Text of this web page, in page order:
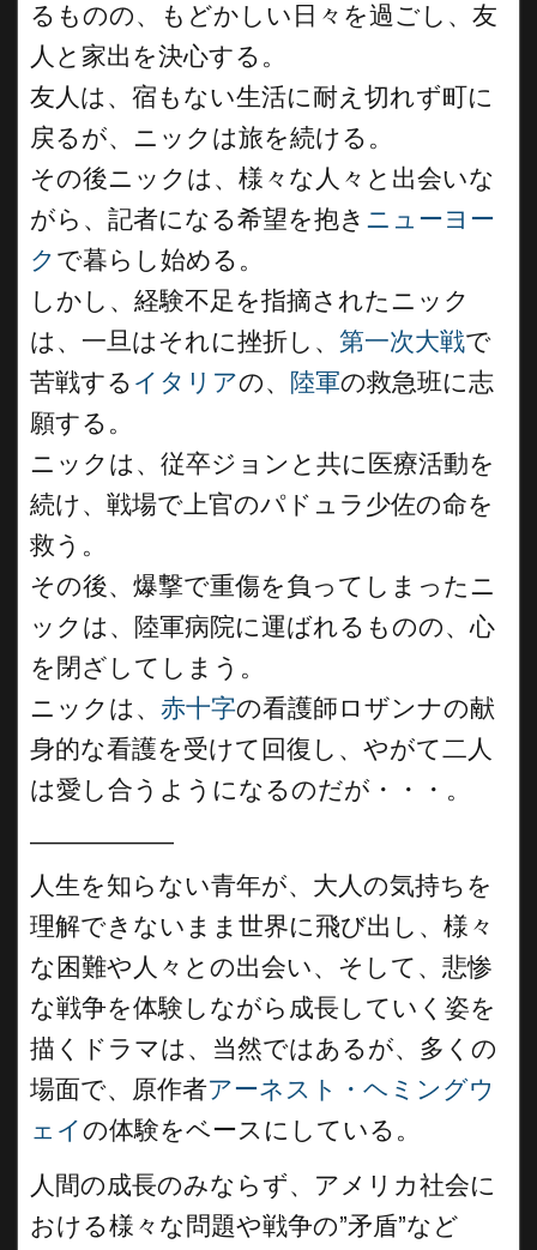
るものの、もどかしい日々を過ごし、友
人と家出を決心する。
友人は、宿もない生活に耐え切れず町に
戻るが、ニックは旅を続ける。
その後ニックは、様々な人々と出会いな
がら、記者になる希望を抱き ニューヨー
ク で暮らし始める。
しかし、経験不足を指摘されたニック
は、一旦はそれに挫折し、 第一次大戦で
苦戦する イタリアの、 陸軍の救急班に志
願する。
ニックは、従卒ジョンと共に医療活動を
続け、戦場で上官のパドュラ少佐の命を
救う。
その後、爆撃で重傷を負ってしまったニ
ックは、陸軍病院に運ばれるものの、心
を閉ざしてしまう。
ニックは、 赤十字の看護師ロザンナの献
身的な看護を受けて回復し、やがて二人
は愛し合うようになるのだが・・・。
人生を知らない青年が、大人の気持ちを
理解できないまま世界に飛び出し、様々
な困難や人々との出会い、そして、悲惨
な戦争を体験しながら成長していく姿を
描くドラマは、当然ではあるが、多くの
場面で、原作者アーネスト・ヘミングウ
ェイの体験をベースにしている。
人間の成長のみならず、アメリカ社会に
おける様々な問題や戦争の”矛盾”など